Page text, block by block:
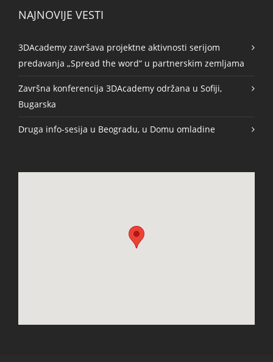
NAJNOVIJE VESTI
3DAcademy završava projektne aktivnosti serijom
predavanja „Spread the word“ u partnerskim zemljama
Završna konferencija 3DAcademy održana u Sofiji,
Bugarska
Druga info-sesija u Beogradu, u Domu omladine